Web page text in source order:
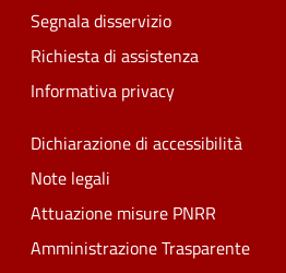
Segnala disservizio
Richiesta di assistenza
Informativa privacy
Dichiarazione di accessibilità
Note legali
Attuazione misure PNRR
Amministrazione Trasparente